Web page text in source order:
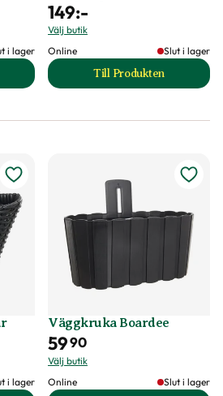
i lager
Briam produktsida
149:-
Välj butik
Online
Slut i lager
Till Produkten
till Väggampel
i lager
Väggkruka Boardee
5990
Välj butik
Online
Slut i lager